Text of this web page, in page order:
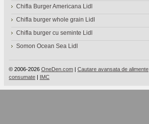
Chifla Burger Americana Lidl
Chifla burger whole grain Lidl
Chifla burger cu seminte Lidl
Somon Ocean Sea Lidl
© 2006-2026 OneDen.com | Cautare avansata de alimente
consumate | IMC